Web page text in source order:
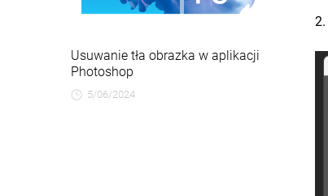
Usuwanie tła obrazka w aplikacji
Photoshop
5/06/2024
2.